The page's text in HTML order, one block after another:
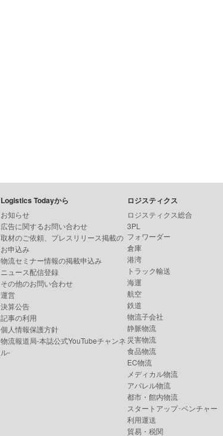
Logistics Todayから
お知らせ
広告に関するお問い合わせ
取材のご依頼、プレスリリース掲載の
お申込み
物流セミナー情報の掲載申込み
ニュース配信登録
その他のお問い合わせ
運営
決算公告
記事の利用
個人情報保護方針
物流報道局-本誌公式YouTubeチャンネ
ル-
ロジスティクス
ロジスティクス総合
3PL
フォワーダー
倉庫
港湾
トラック輸送
海運
航空
鉄道
物流子会社
静脈物流
災害物流
食品物流
EC物流
メディカル物流
アパレル物流
都市・館内物流
スタートアップ･ベンチャー
利用運送
貿易・税関